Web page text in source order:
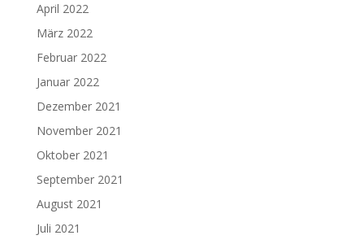
April 2022
März 2022
Februar 2022
Januar 2022
Dezember 2021
November 2021
Oktober 2021
September 2021
August 2021
Juli 2021